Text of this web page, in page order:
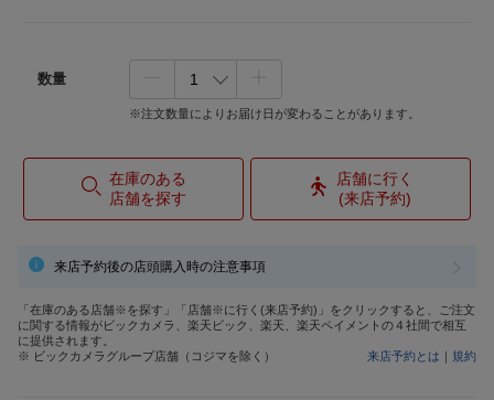
数量
※注文数量によりお届け日が変わることがあります。
在庫のある
店舗を探す
店舗に行く
(来店予約)
来店予約後の店頭購入時の注意事項
「在庫のある店舗※を探す」「店舗※に行く(来店予約)」をクリックすると、ご注文
に関する情報がビックカメラ、楽天ビック、楽天、楽天ペイメントの４社間で相互
に提供されます。
※ ビックカメラグループ店舗（コジマを除く）
来店予約とは ｜ 規約